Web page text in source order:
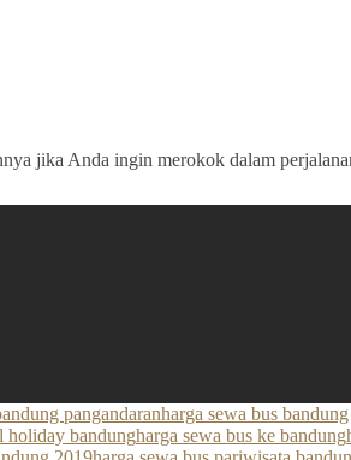
jika Anda ingin merokok dalam
pangandaranharga sewa bus bandung
holiday bandungharga sewa bus ke bandung